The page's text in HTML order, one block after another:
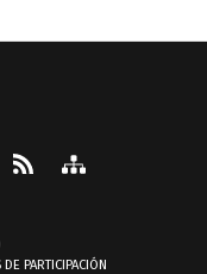
DE PARTICIPACIÓN